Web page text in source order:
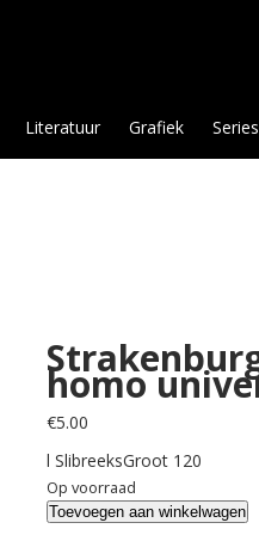
Literatuur Grafiek Series
homo
€5.00
l SlibreeksGroot 120
Op voorraad
Strakenburg,
Toevoegen aan winkelwagen